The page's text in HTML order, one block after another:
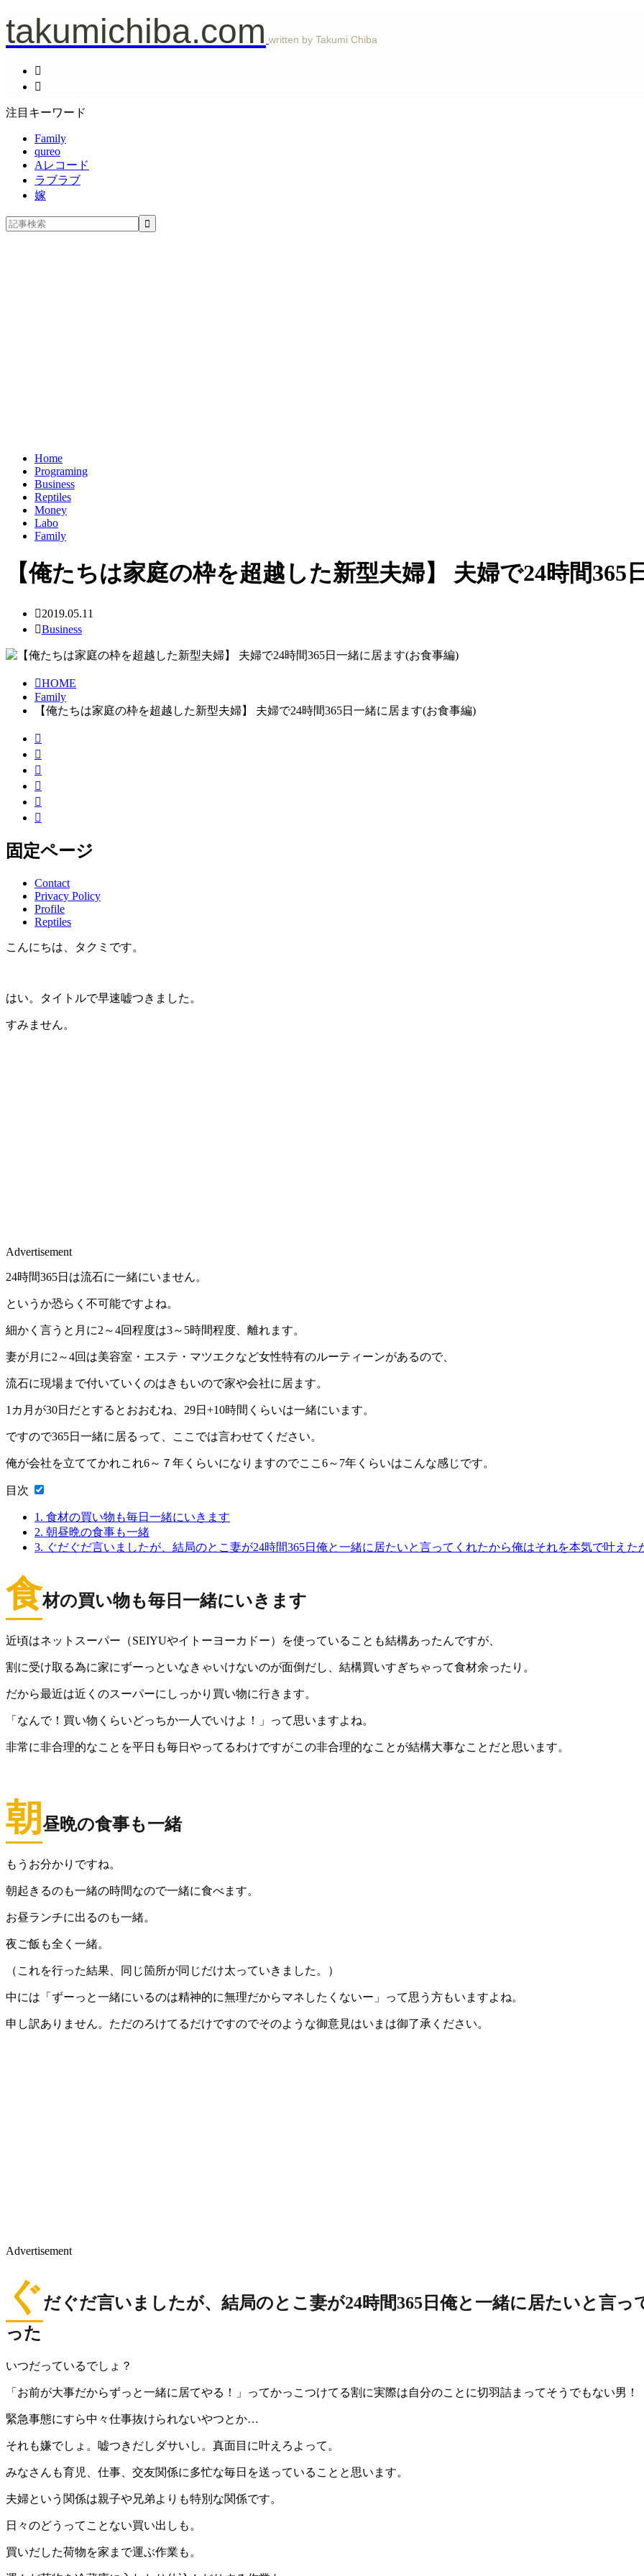
takumichiba.com written by Takumi Chiba
注目キーワード
Family
qureo
Aレコード
ラブラブ
嫁
Home
Programing
Business
Reptiles
Money
Labo
Family
【俺たちは家庭の枠を超越した新型夫婦】 夫婦で24時間
2019.05.11
Business
HOME
Family
【俺たちは家庭の枠を超越した新型夫婦】 夫婦で24時間365日一緒に居ます(お食事編)
固定ページ
Contact
Privacy Policy
Profile
Reptiles
こんにちは、タクミです。
はい。タイトルで早速嘘つきました。
すみません。
Advertisement
24時間365日は流石に一緒にいません。
というか恐らく不可能ですよね。
細かく言うと月に2～4回程度は3～5時間程度、離れます。
妻が月に2～4回は美容室・エステ・マツエクなど女性特有のルーティーンがあるので、
流石に現場まで付いていくのはきもいので家や会社に居ます。
1カ月が30日だとするとおおむね、29日+10時間くらいは一緒にいます。
ですので365日一緒に居るって、ここでは言わせてください。
俺が会社を立ててかれこれ6～７年くらいになりますのでここ6～7年くらいはこんな感じです。
目次
1. 食材の買い物も毎日一緒にいきます
2. 朝昼晩の食事も一緒
3. ぐだぐだ言いましたが、結局のとこ妻が24時間365日俺と一緒に居たいと言ってくれたから俺はそれを本気で叶えた
食材の買い物も毎日一緒にいきます
近頃はネットスーパー（SEIYUやイトーヨーカドー）を使っていることも結構あったんですが、
割に受け取る為に家にずーっといなきゃいけないのが面倒だし、結構買いすぎちゃって食材余ったり。
だから最近は近くのスーパーにしっかり買い物に行きます。
「なんで！買い物くらいどっちか一人でいけよ！」って思いますよね。
非常に非合理的なことを平日も毎日やってるわけですがこの非合理的なことが結構大事なことだと思います。
朝 昼晩の食事も一緒
もうお分かりですね。
朝起きるのも一緒の時間なので一緒に食べます。
お昼ランチに出るのも一緒。
夜ご飯も全く一緒。
（これを行った結果、同じ箇所が同じだけ太っていきました。）
中には「ずーっと一緒にいるのは精神的に無理だからマネしたくないー」って思う方もいますよね。
申し訳ありません。ただのろけてるだけですのでそのような御意見はいまは御了承ください。
Advertisement
ぐだぐだ言いましたが、結局のとこ妻が24時間365日俺と一緒に居たいと言
った
いつだっているでしょ？
「お前が大事だからずっと一緒に居てやる！」ってかっこつけてる割に実際は自分のことに切羽詰まってそうでもない男！
緊急事態にすら中々仕事抜けられないやつとか…
それも嫌でしょ。嘘つきだしダサいし。真面目に叶えろよって。
みなさんも育児、仕事、交友関係に多忙な毎日を送っていることと思います。
夫婦という関係は親子や兄弟よりも特別な関係です。
日々のどうってことない買い出しも。
買いだした荷物を家まで運ぶ作業も。